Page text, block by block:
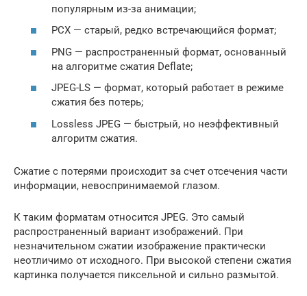
популярным из-за анимации;
PCX — старый, редко встречающийся формат;
PNG — распространенный формат, основанный
на алгоритме сжатия Deflate;
JPEG-LS — формат, который работает в режиме
сжатия без потерь;
Lossless JPEG — быстрый, но неэффективный
алгоритм сжатия.
Сжатие с потерями происходит за счет отсечения части
информации, невоспринимаемой глазом.
К таким форматам относится JPEG. Это самый
распространенный вариант изображений. При
незначительном сжатии изображение практически
неотличимо от исходного. При высокой степени сжатия
картинка получается пиксельной и сильно размытой.